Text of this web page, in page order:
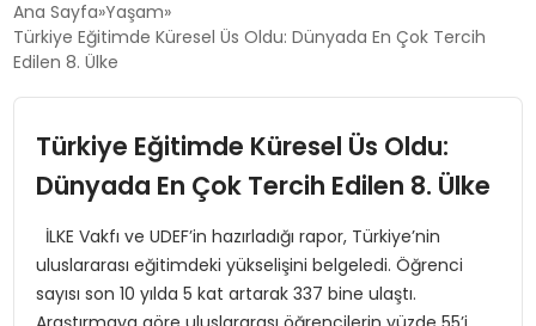
SUWEN’IN İSTIHDAM MODELI EKONOMIDE KADIN
TANYER YAPI ZEMIN MÜHENDISLIĞINDE HEDEF
BÜYÜTTÜ
TOROSLAR’DA PAZAR GERGİNLİĞİ!
Ana Sayfa Yaşam
Türkiye Eğitimde Küresel Üs Oldu: Dünyada En Çok Tercih
Edilen 8. Ülke
Türkiye Eğitimde Küresel Üs Oldu:
Dünyada En Çok Tercih Edilen 8. Ülke
İLKE Vakfı ve UDEF’in hazırladığı rapor, Türkiye’nin
uluslararası eğitimdeki yükselişini belgeledi. Öğrenci
sayısı son 10 yılda 5 kat artarak 337 bine ulaştı.